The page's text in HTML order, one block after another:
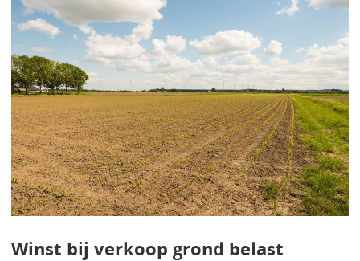
Winst bij verkoop grond belast